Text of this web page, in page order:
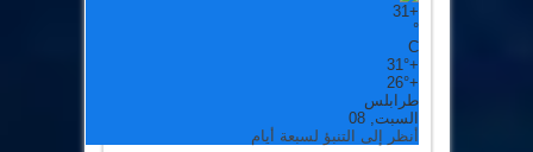
+
31
°
C
+
31°
+
26°
طرابلس
السبت, 08
أنظر إلى التنبؤ لسبعة أيام